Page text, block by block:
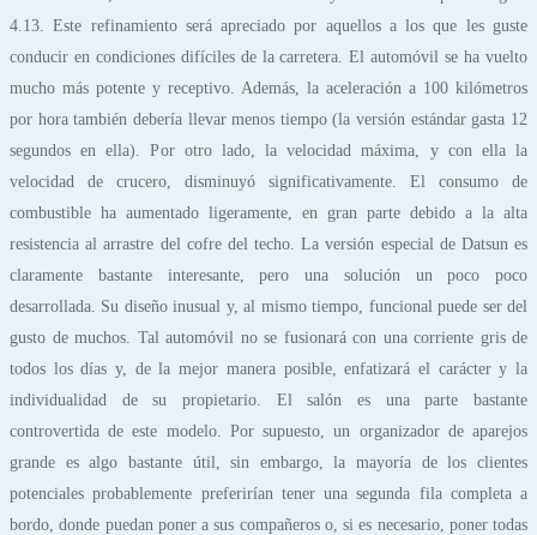
4.13. Este refinamiento será apreciado por aquellos a los que les guste
conducir en condiciones difíciles de la carretera. El automóvil se ha vuelto
mucho más potente y receptivo. Además, la aceleración a 100 kilómetros
por hora también debería llevar menos tiempo (la versión estándar gasta 12
segundos en ella). Por otro lado, la velocidad máxima, y con ella la
velocidad de crucero, disminuyó significativamente. El consumo de
combustible ha aumentado ligeramente, en gran parte debido a la alta
resistencia al arrastre del cofre del techo. La versión especial de Datsun es
claramente bastante interesante, pero una solución un poco poco
desarrollada. Su diseño inusual y, al mismo tiempo, funcional puede ser del
gusto de muchos. Tal automóvil no se fusionará con una corriente gris de
todos los días y, de la mejor manera posible, enfatizará el carácter y la
individualidad de su propietario. El salón es una parte bastante
controvertida de este modelo. Por supuesto, un organizador de aparejos
grande es algo bastante útil, sin embargo, la mayoría de los clientes
potenciales probablemente preferirían tener una segunda fila completa a
bordo, donde puedan poner a sus compañeros o, si es necesario, poner todas